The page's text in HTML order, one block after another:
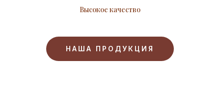
Высокое качество
НАША ПРОДУКЦИЯ